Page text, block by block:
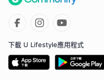
下載 U Lifestyle應用程式